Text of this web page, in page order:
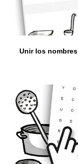
Unir los